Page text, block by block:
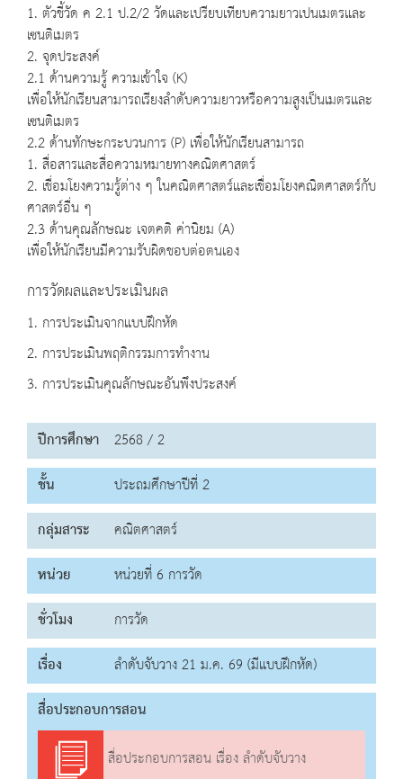
1. ตัวชี้วัด ค 2.1 ป.2/2 วัดและเปรียบเทียบความยาวเปนเมตรและ
เซนติเมตร
2. จุดประสงค์
2.1 ด้านความรู้ ความเข้าใจ (K)
เพื่อให้นักเรียนสามารถเรียงลำดับความยาวหรือความสูงเป็นเมตรและ
เซนติเมตร
2.2 ด้านทักษะกระบวนการ (P) เพื่อให้นักเรียนสามารถ
1. สื่อสารและสื่อความหมายทางคณิตศาสตร์
2. เชื่อมโยงความรู้ต่าง ๆ ในคณิตศาสตร์และเชื่อมโยงคณิตศาสตร์กับ
ศาสตร์อื่น ๆ
2.3 ด้านคุณลักษณะ เจตคติ ค่านิยม (A)
เพื่อให้นักเรียนมีความรับผิดชอบต่อตนเอง
การวัดผลและประเมินผล
1. การประเมินจากแบบฝึกหัด
2. การประเมินพฤติกรรมการทำงาน
3. การประเมินคุณลักษณะอันพึงประสงค์
ปีการศึกษา 2568 / 2
ชั้น
ประถมศึกษาปีที่ 2
กลุ่มสาระ
คณิตศาสตร์
หน่วย
หน่วยที่ 6 การวัด
ชั่วโมง
การวัด
เรื่อง
ลำดับจับวาง 21 ม.ค. 69 (มีแบบฝึกหัด)
สื่อประกอบการสอน
สื่อประกอบการสอน เรื่อง ลำดับจับวาง